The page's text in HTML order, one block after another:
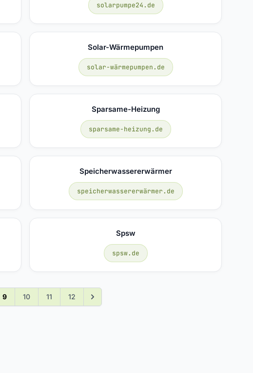
solarpumpe24.de
Solar-Wärmepumpen
solar-wärmepumpen.de
Sparsame-Heizung
sparsame-heizung.de
Speicherwassererwärmer
speicherwassererwärmer.de
Spsw
spsw.de
9 10 11 12